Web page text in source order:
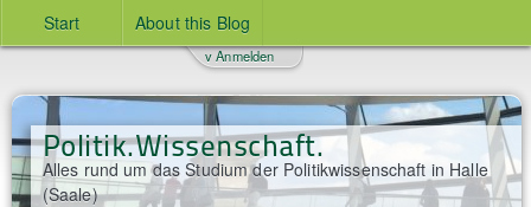
Start About this Blog
Politik.Wissenschaft.
Alles rund um das Studium der Politikwissenschaft in Halle
(Saale)
v Anmelden